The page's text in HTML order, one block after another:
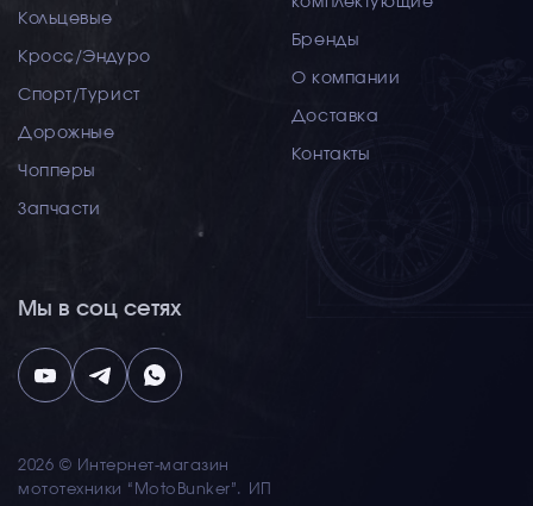
2026 © Интернет-магазин
мототехники “MotoBunker”. ИП
Кольцевые
Кросс/Эндуро
Спорт/Турист
Дорожные
Чопперы
Запчасти
Бренды
О компании
Доставка
Контакты
Мы в соц сетях